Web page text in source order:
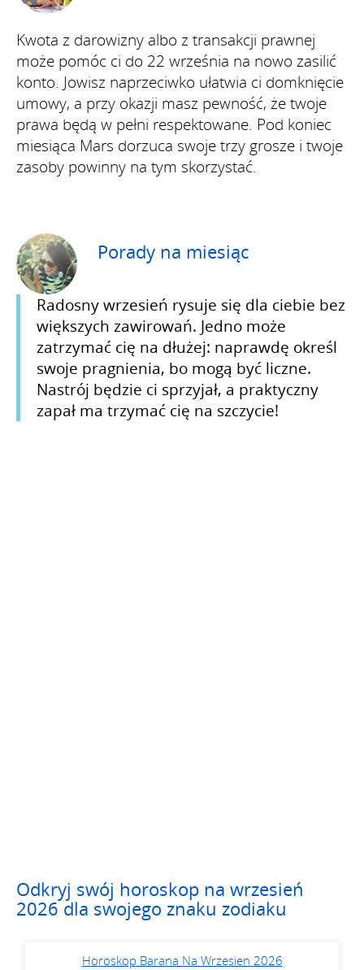
Kwota z darowizny albo z transakcji prawnej
może pomóc ci do 22 września na nowo zasilić
konto. Jowisz naprzeciwko ułatwia ci domknięcie
umowy, a przy okazji masz pewność, że twoje
prawa będą w pełni respektowane. Pod koniec
miesiąca Mars dorzuca swoje trzy grosze i twoje
zasoby powinny na tym skorzystać.
Porady na miesiąc
Radosny wrzesień rysuje się dla ciebie bez
większych zawirowań. Jedno może
zatrzymać cię na dłużej: naprawdę określ
swoje pragnienia, bo mogą być liczne.
Nastrój będzie ci sprzyjał, a praktyczny
zapał ma trzymać cię na szczycie!
Odkryj swój horoskop na wrzesień
2026 dla swojego znaku zodiaku
Horoskop Barana Na Wrzesien 2026